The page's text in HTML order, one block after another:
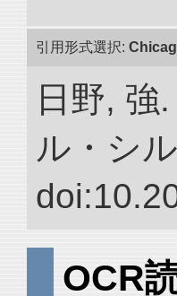
引用形式選択:
日野, 強
ル・シ
OCR